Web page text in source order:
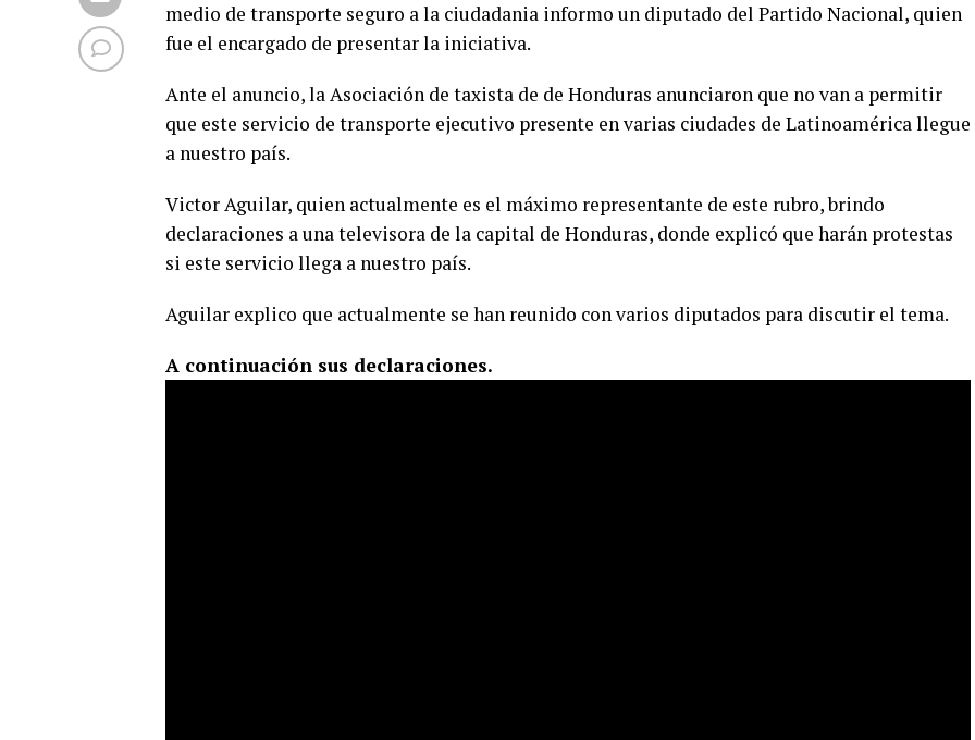
medio de transporte seguro a la ciudadania informo un diputado del Partido Nacional, quien
fue el encargado de presentar la iniciativa.
Ante el anuncio, la Asociación de taxista de de Honduras anunciaron que no van a permitir
que este servicio de transporte ejecutivo presente en varias ciudades de Latinoamérica llegue
a nuestro país.
Victor Aguilar, quien actualmente es el máximo representante de este rubro, brindo
declaraciones a una televisora de la capital de Honduras, donde explicó que harán protestas
si este servicio llega a nuestro país.
Aguilar explico que actualmente se han reunido con varios diputados para discutir el tema.
A continuación sus declaraciones.